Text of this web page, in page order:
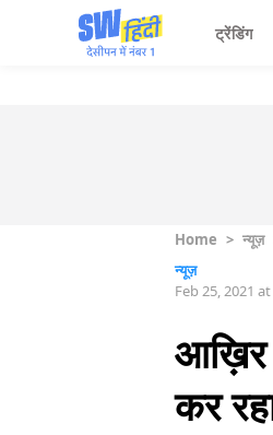
ट्रेंडिंग
Home > न्यूज़
न्यूज़
Feb 25, 2021
आख़िर
कर